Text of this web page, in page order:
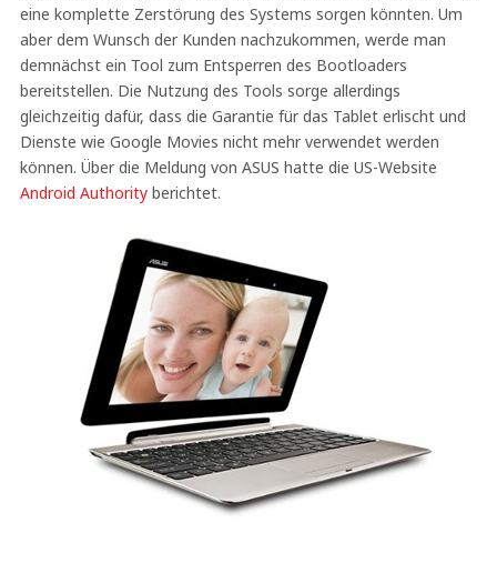
eine komplette Zerstörung des Systems sorgen könnten. Um
aber dem Wunsch der Kunden nachzukommen, werde man
demnächst ein Tool zum Entsperren des Bootloaders
bereitstellen. Die Nutzung des Tools sorge allerdings
gleichzeitig dafür, dass die Garantie für das Tablet erlischt und
Dienste wie Google Movies nicht mehr verwendet werden
können. Über die Meldung von ASUS hatte die US-Website
Android Authorityberichtet.